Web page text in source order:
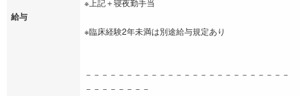
給与
※上記＋寝夜勤手当
※臨床経験2年未満は別途給与規定あり
－－－－－－－－－－－－－－－－－－－－－－－－－
－－－－－－－－